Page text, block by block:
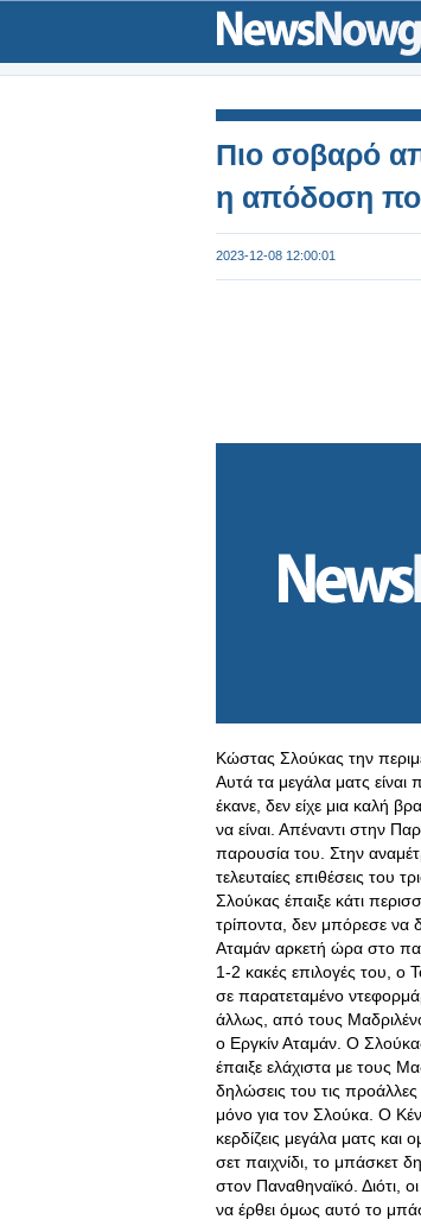
Πιο σοβαρό
η απόδοση
2023-12-08 12:00:01
Κώστας Σλούκας την
Αυτά τα μεγάλα ματς
έκανε, δεν είχε μια καλή
να είναι. Απέναντι στην
παρουσία του. Στην
τελευταίες επιθέσεις του
Σλούκας έπαιξε κάτι
τρίποντα, δεν μπόρεσε να
Αταμάν αρκετή ώρα στο
1-2 κακές επιλογές του, ο
σε παρατεταμένο
άλλως, από τους
ο Εργκίν Αταμάν. Ο
έπαιξε ελάχιστα με τους
δηλώσεις του τις
μόνο για τον Σλούκα. Ο
κερδίζεις μεγάλα ματς
σετ παιχνίδι, το μπάσκετ
στον Παναθηναϊκό. Διότι,
να έρθει όμως αυτό το